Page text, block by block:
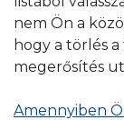
tüntesse
azonosítót
nem Ön a
hogy a törlés
megerősítés
Amennyiben